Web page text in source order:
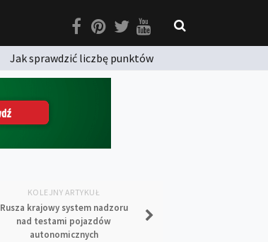
Jak sprawdzić liczbę punktów
KOLEJNY ARTYKUŁ
Rusza krajowy system nadzoru
nad testami pojazdów
autonomicznych